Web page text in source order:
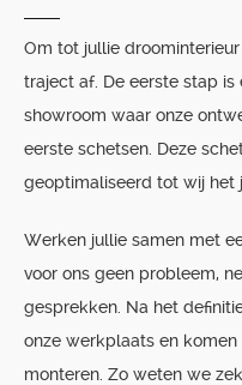
Om tot jullie
traject af. De eerste stap is
showroom waar onze
eerste schetsen. Deze
geoptimaliseerd tot wij het
Werken jullie samen met
voor ons geen probleem,
gesprekken. Na het
onze werkplaats en
monteren. Zo weten we